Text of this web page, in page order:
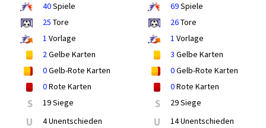
40Spiele
25 Tore
1 Vorlage
2Gelbe Karten
0Gelb-Rote Karten
0Rote Karten
S 19 Siege
U 4 Unentschieden
69Spiele
26Tore
1 Vorlage
3 Gelbe Karten
0Gelb-Rote Karten
0Rote Karten
S 29 Siege
U 14 Unentschieden